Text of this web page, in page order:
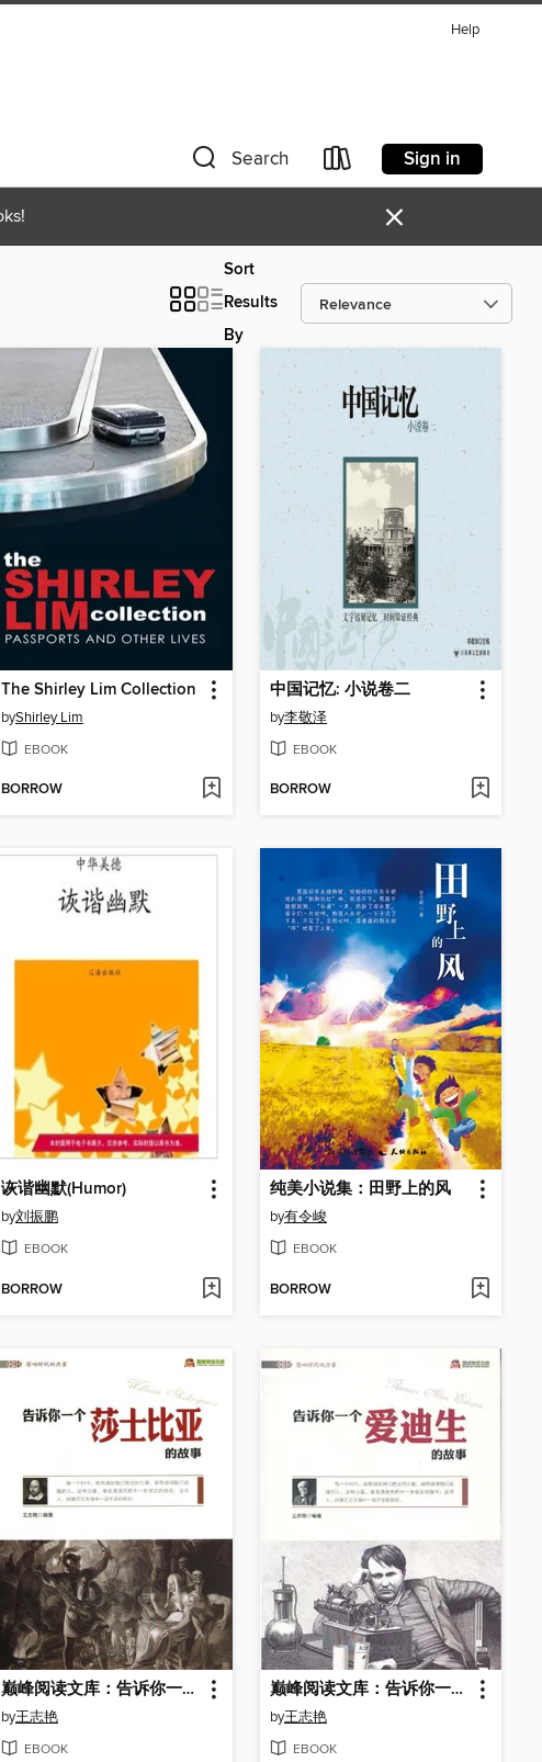
Help
Search Sign in
×
Sort
Results
By
The Shirley Lim Collection
byShirley Lim
EBOOK
BORROW
中国记忆: 小说卷二
by李敬泽
EBOOK
BORROW
诙谐幽默(Humor)
by刘振鹏
EBOOK
BORROW
纯美小说集：田野上的风
by有令峻
EBOOK
BORROW
巅峰阅读文库：告诉你一个莎士比亚的故事
by王志艳
EBOOK
巅峰阅读文库：告诉你一个爱迪生的故事
by王志艳
EBOOK